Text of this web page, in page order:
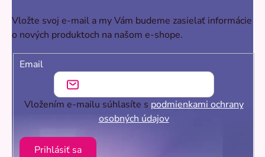
Vložte svoj e-mail a my Vám budeme zasielať informácie
o nových produktoch na našom e-shope.
Email
Vložením e-mailu súhlasíte s podmienkami ochrany
osobných údajov
Prihlásiť sa